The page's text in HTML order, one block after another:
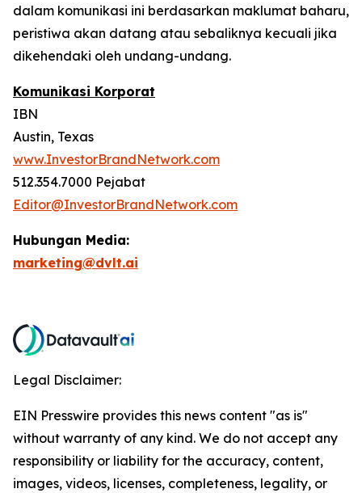
dalam komunikasi ini berdasarkan maklumat baharu,
peristiwa akan datang atau sebaliknya kecuali jika
dikehendaki oleh undang-undang.
Komunikasi Korporat
IBN
Austin, Texas
www.InvestorBrandNetwork.com
512.354.7000 Pejabat
Editor@InvestorBrandNetwork.com
Hubungan Media:
marketing@dvlt.ai
Legal Disclaimer:
EIN Presswire provides this news content "as is"
without warranty of any kind. We do not accept any
responsibility or liability for the accuracy, content,
images, videos, licenses, completeness, legality, or